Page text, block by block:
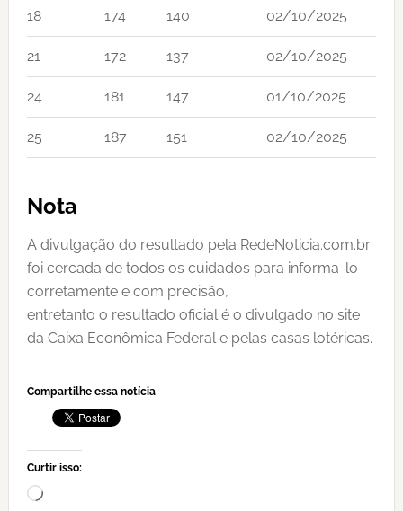
18 174 140 02/10/2025
21 172 137 02/10/2025
24 181 147 01/10/2025
25 187 151 02/10/2025
Nota
A divulgação do resultado pela RedeNoticia.com.br
foi cercada de todos os cuidados para informa-lo
corretamente e com precisão,
entretanto o resultado oficial é o divulgado no site
da Caixa Econômica Federal e pelas casas lotéricas.
Compartilhe essa notícia
Curtir isso:
Carregando...